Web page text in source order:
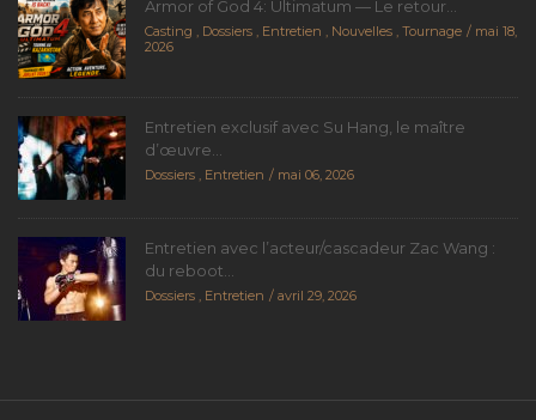
Armor of God 4: Ultimatum — Le retour...
Casting Dossiers Entretien Nouvelles Tournage
mai 18,
2026
Entretien exclusif avec Su Hang, le maître
d’œuvre...
Dossiers Entretien mai 06, 2026
Entretien avec l’acteur/cascadeur Zac Wang :
du reboot...
Dossiers Entretien avril 29, 2026